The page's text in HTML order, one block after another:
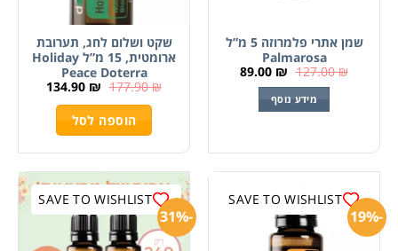
שמן אתרי פלמרוזה 5 מ”ל
Palmarosa
127.00₪
89.00 ₪
מידע נוסף
שקט ושלום לחג, תערובת
ארומטית, 15 מ”ל Holiday
Peace Doterra
177.90₪
134.90 ₪
הוספה לסל
SAVE TO WISHLIST
-19%
SAVE TO WISHLIST
-31%